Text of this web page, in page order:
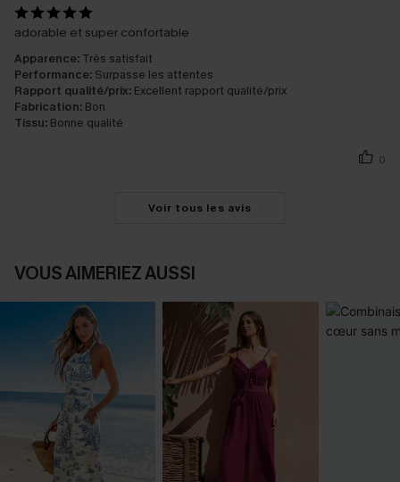
adorable et super confortable
Apparence: Très satisfait
Performance: Surpasse les attentes
Rapport qualité/prix: Excellent rapport qualité/prix
Fabrication: Bon
Tissu: Bonne qualité
0
Voir tous les avis
VOUS AIMERIEZ AUSSI